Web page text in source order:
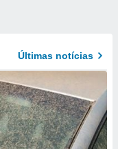
Últimas notícias